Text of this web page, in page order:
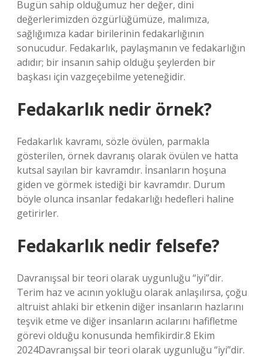
Bugün sahip olduğumuz her değer, dini
değerlerimizden özgürlüğümüze, malımıza,
sağlığımıza kadar birilerinin fedakarlığının
sonucudur. Fedakarlık, paylaşmanın ve fedakarlığın
adıdır; bir insanın sahip olduğu şeylerden bir
başkası için vazgeçebilme yeteneğidir.
Fedakarlık nedir örnek?
Fedakarlık kavramı, sözle övülen, parmakla
gösterilen, örnek davranış olarak övülen ve hatta
kutsal sayılan bir kavramdır. İnsanların hoşuna
giden ve görmek istediği bir kavramdır. Durum
böyle olunca insanlar fedakarlığı hedefleri haline
getirirler.
Fedakarlık nedir felsefe?
Davranışsal bir teori olarak uygunluğu “iyi”dir.
Terim haz ve acının yokluğu olarak anlaşılırsa, çoğu
altruist ahlaki bir etkenin diğer insanların hazlarını
teşvik etme ve diğer insanların acılarını hafifletme
görevi olduğu konusunda hemfikirdir.8 Ekim
2024Davranışsal bir teori olarak uygunluğu “iyi”dir.